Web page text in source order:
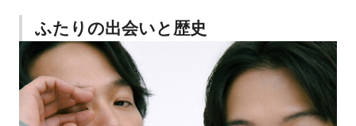
ふたりの出会いと歴史